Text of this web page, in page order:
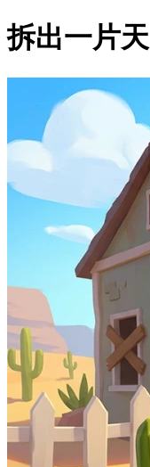
拆出一片天